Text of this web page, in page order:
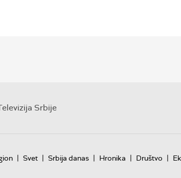
Srbije
| Svet | Srbija danas | Hronika | Društvo |